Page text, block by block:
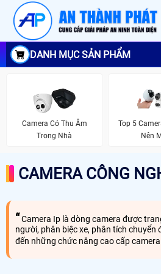
DANH MỤC SẢN PHẨM
Camera Có Thu Âm
Trong Nhà
Top 5
Nên
CAMERA CÔNG
Camera Ip là dòng camera được
người, phân biệc xe, phân tích chuyển
đến những chức năng cao cấp